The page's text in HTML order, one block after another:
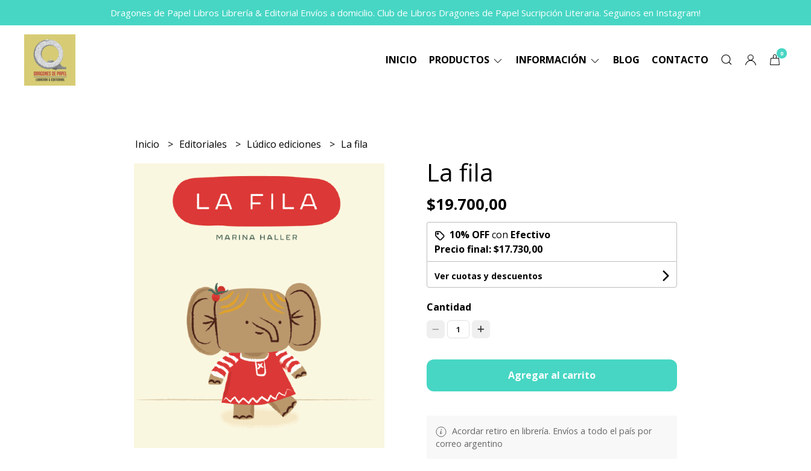
Dragones de Papel Libros Librería & Editorial Envíos a domicilio. Club de Libros Dragones de Papel Sucripción Literaria. Seguinos en Instagram!
INICIO PRODUCTOS INFORMACIÓN BLOG CONTACTO 0
Inicio Editoriales Lúdico ediciones La fila
La fila
$19.700,00
10% OFFcon Efectivo
Precio final:$17.730,00
Ver cuotas y descuentos
Cantidad
1
Agregar al carrito
Acordar retiro en librería. Envíos a todo el país por
correo argentino